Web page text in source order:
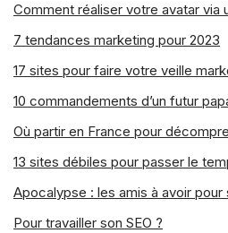
Comment réaliser votre avatar via
7 tendances marketing pour 2023
17 sites pour faire votre veille
10 commandements d’un futur
Où partir en France pour
13 sites débiles pour passer le
Apocalypse : les amis à avoir pour
Pour travailler son SEO ?